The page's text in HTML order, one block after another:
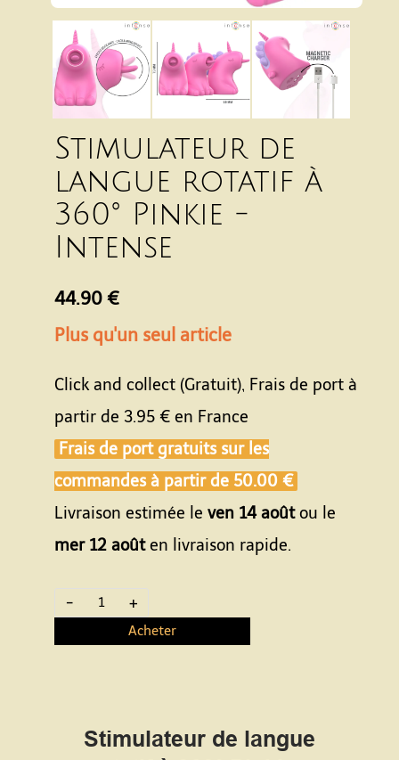
Stimulateur de
langue rotatif à
360° Pinkie -
Intense
44.90 €
Plus qu'un seul article
Click and collect (Gratuit), Frais de port à
partir de 3.95 € en France
Frais de port gratuits sur les
commandes à partir de 50.00 €
Livraison estimée le ven 14 aoûtou le
mer 12 aoûten livraison rapide.
- +
Acheter
Stimulateur de langue